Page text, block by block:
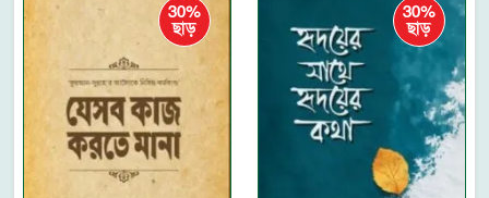
30%
ছাড়
30%
ছাড়